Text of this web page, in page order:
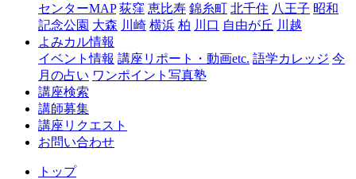
浜
センターMAP 荻窪 恵比寿 錦糸町 北千住 八王子 昭和
記念公園 大森 川崎 横浜 柏 川口 自由が丘 川越
よみカル情報
イベント情報 講座リポート・動画etc. 語学カレッジ 今
月の占い ワンポイント写真塾
講座検索
講師募集
講座リクエスト
お問い合わせ
トップ